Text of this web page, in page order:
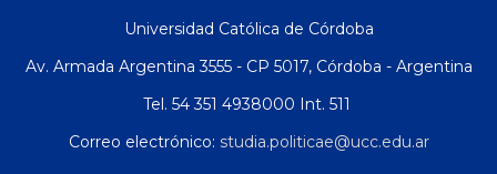
Universidad Católica de Córdoba
Av. Armada Argentina 3555 - CP 5017, Córdoba - Argentina
Tel. 54 351 4938000 Int. 511
Correo electrónico: studia.politicae@ucc.edu.ar